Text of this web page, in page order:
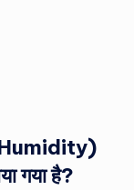
(Humidity)
गया है?